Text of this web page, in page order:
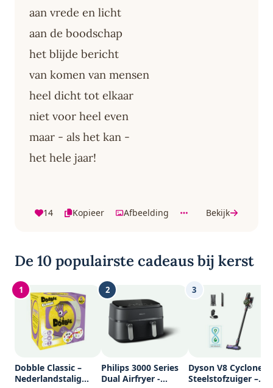
aan vrede en licht
aan de boodschap
het blijde bericht
van komen van mensen
heel dicht tot elkaar
niet voor heel even
maar - als het kan -
het hele jaar!
14 Kopieer Afbeelding Bekijk
De 10 populairste cadeaus bij kerst
1
Dobble Classic –
Nederlandstalig
2
Philips 3000 Series
Dual Airfryer -
3
Dyson V8 Cyclone –
Steelstofzuiger –